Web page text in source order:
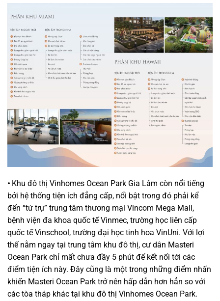
• Khu đô thị Vinhomes Ocean Park Gia Lâm còn nổi tiếng
bởi hệ thống tiện ích đẳng cấp, nổi bật trong đó phải kể
đến “tứ trụ” trung tâm thương mại Vincom Mega Mall,
bệnh viện đa khoa quốc tế Vinmec, trường học liên cấp
quốc tế Vinschool, trường đại học tinh hoa VinUni. Với lợi
thế nằm ngay tại trung tâm khu đô thị, cư dân Masteri
Ocean Park chỉ mất chưa đầy 5 phút để kết nối tới các
điểm tiện ích này. Đây cũng là một trong những điểm nhấn
khiến Masteri Ocean Park trở nên hấp dẫn hơn hẳn so với
các tòa tháp khác tại khu đô thị Vinhomes Ocean Park.